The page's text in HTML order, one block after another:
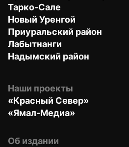
Тарко-Сале
Новый Уренгой
Приуральский район
Лабытнанги
Надымский район
Наши проекты
«Красный Север»
«Ямал-Медиа»
Об издании